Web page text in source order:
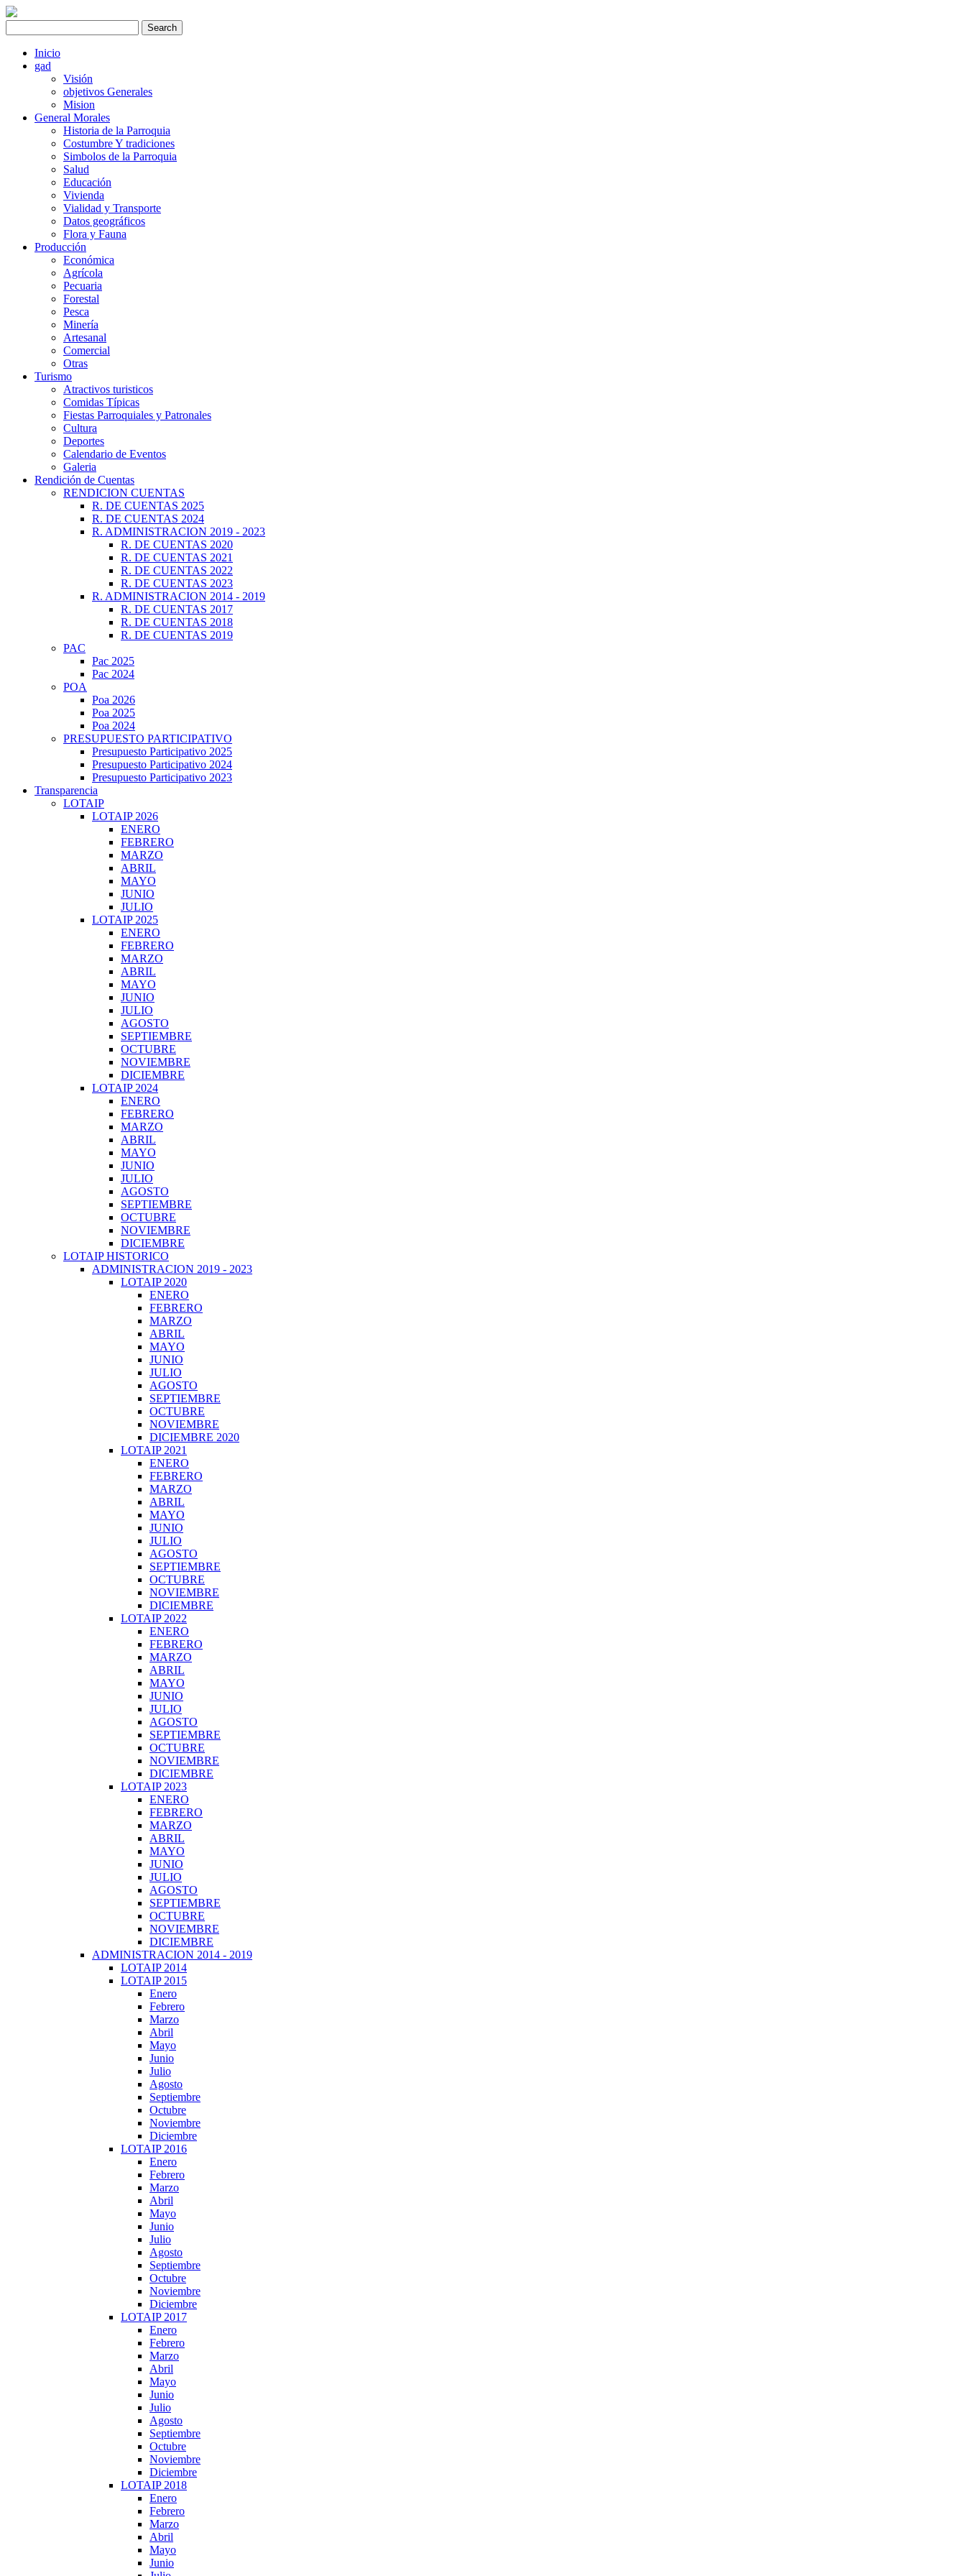
Inicio
gad
Visión
objetivos Generales
Mision
General Morales
Historia de la Parroquia
Costumbre Y tradiciones
Simbolos de la Parroquia
Salud
Educación
Vivienda
Vialidad y Transporte
Datos geográficos
Flora y Fauna
Producción
Económica
Agrícola
Pecuaria
Forestal
Pesca
Minería
Artesanal
Comercial
Otras
Turismo
Atractivos turisticos
Comidas Típicas
Fiestas Parroquiales y Patronales
Cultura
Deportes
Calendario de Eventos
Galeria
Rendición de Cuentas
RENDICION CUENTAS
R. DE CUENTAS 2025
R. DE CUENTAS 2024
R. ADMINISTRACION 2019 - 2023
R. DE CUENTAS 2020
R. DE CUENTAS 2021
R. DE CUENTAS 2022
R. DE CUENTAS 2023
R. ADMINISTRACION 2014 - 2019
R. DE CUENTAS 2017
R. DE CUENTAS 2018
R. DE CUENTAS 2019
PAC
Pac 2025
Pac 2024
POA
Poa 2026
Poa 2025
Poa 2024
PRESUPUESTO PARTICIPATIVO
Presupuesto Participativo 2025
Presupuesto Participativo 2024
Presupuesto Participativo 2023
Transparencia
LOTAIP
LOTAIP 2026
ENERO
FEBRERO
MARZO
ABRIL
MAYO
JUNIO
JULIO
LOTAIP 2025
ENERO
FEBRERO
MARZO
ABRIL
MAYO
JUNIO
JULIO
AGOSTO
SEPTIEMBRE
OCTUBRE
NOVIEMBRE
DICIEMBRE
LOTAIP 2024
ENERO
FEBRERO
MARZO
ABRIL
MAYO
JUNIO
JULIO
AGOSTO
SEPTIEMBRE
OCTUBRE
NOVIEMBRE
DICIEMBRE
LOTAIP HISTORICO
ADMINISTRACION 2019 - 2023
LOTAIP 2020
ENERO
FEBRERO
MARZO
ABRIL
MAYO
JUNIO
JULIO
AGOSTO
SEPTIEMBRE
OCTUBRE
NOVIEMBRE
DICIEMBRE 2020
LOTAIP 2021
ENERO
FEBRERO
MARZO
ABRIL
MAYO
JUNIO
JULIO
AGOSTO
SEPTIEMBRE
OCTUBRE
NOVIEMBRE
DICIEMBRE
LOTAIP 2022
ENERO
FEBRERO
MARZO
ABRIL
MAYO
JUNIO
JULIO
AGOSTO
SEPTIEMBRE
OCTUBRE
NOVIEMBRE
DICIEMBRE
LOTAIP 2023
ENERO
FEBRERO
MARZO
ABRIL
MAYO
JUNIO
JULIO
AGOSTO
SEPTIEMBRE
OCTUBRE
NOVIEMBRE
DICIEMBRE
ADMINISTRACION 2014 - 2019
LOTAIP 2014
LOTAIP 2015
Enero
Febrero
Marzo
Abril
Mayo
Junio
Julio
Agosto
Septiembre
Octubre
Noviembre
Diciembre
LOTAIP 2016
Enero
Febrero
Marzo
Abril
Mayo
Junio
Julio
Agosto
Septiembre
Octubre
Noviembre
Diciembre
LOTAIP 2017
Enero
Febrero
Marzo
Abril
Mayo
Junio
Julio
Agosto
Septiembre
Octubre
Noviembre
Diciembre
LOTAIP 2018
Enero
Febrero
Marzo
Abril
Mayo
Junio